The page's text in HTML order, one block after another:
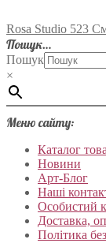
Rosa Studio 523
Пошук…
Пошук
×
Меню сайту:
Каталог
Новини
Арт-Блог
Наші
Особистий
Доставка,
Політика